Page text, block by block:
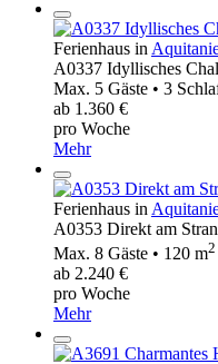
Ferienhaus in
A0337 Idyllisches
Max. 5 Gäste • 3
ab 1.360 €
pro Woche
Mehr
Ferienhaus in
A0353 Direkt am
Max. 8 Gäste • 120 m2
ab 2.240 €
pro Woche
Mehr